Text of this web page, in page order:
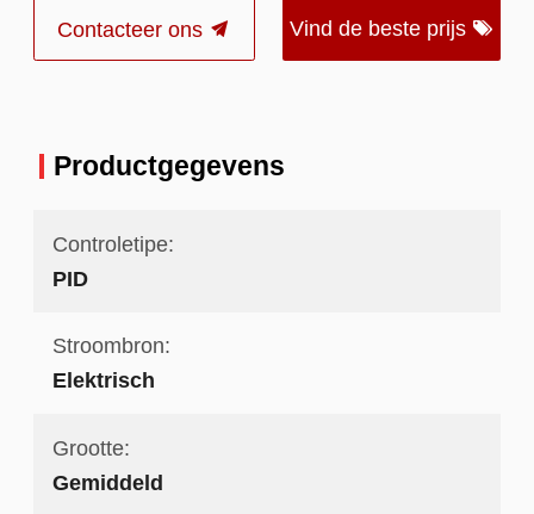
Contacteer ons Vind de beste prijs
Productgegevens
Controletipe:
PID
Stroombron:
Elektrisch
Grootte:
Gemiddeld